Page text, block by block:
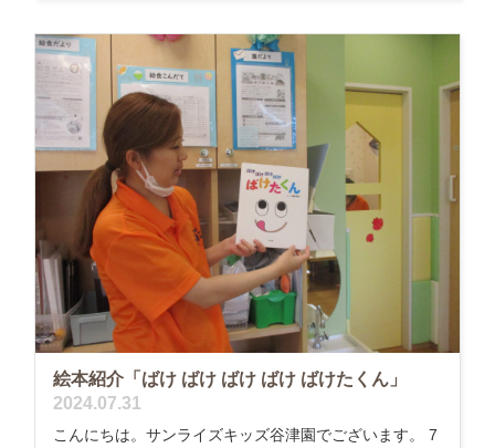
絵本紹介「ばけ ばけ ばけ ばけ ばけたくん」
2024.07.31
こんにちは。サンライズキッズ谷津園でございます。 7